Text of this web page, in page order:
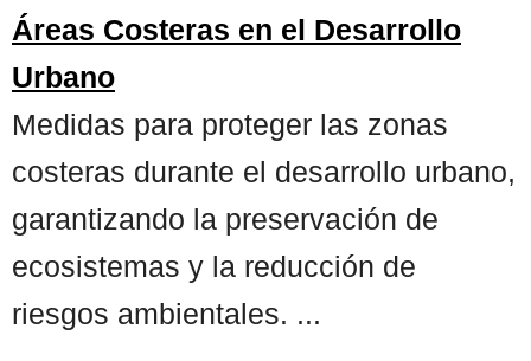
Áreas Costeras en el Desarrollo
Urbano
Medidas para proteger las zonas
costeras durante el desarrollo urbano,
garantizando la preservación de
ecosistemas y la reducción de
riesgos ambientales. ...